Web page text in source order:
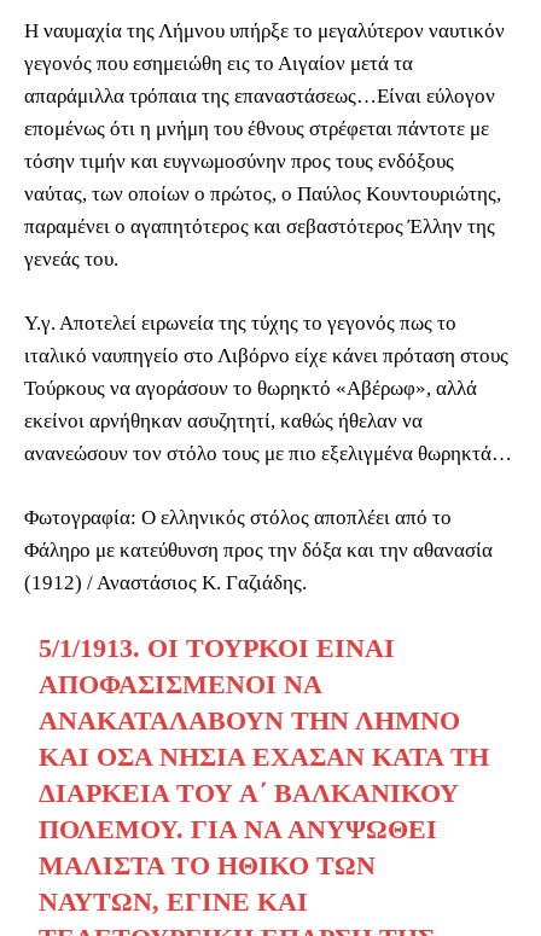
Η ναυμαχία της Λήμνου υπήρξε το μεγαλύτερον ναυτικόν
γεγονός που εσημειώθη εις το Αιγαίον μετά τα
απαράμιλλα τρόπαια της επαναστάσεως…Είναι εύλογον
επομένως ότι η μνήμη του έθνους στρέφεται πάντοτε με
τόσην τιμήν και ευγνωμοσύνην προς τους ενδόξους
ναύτας, των οποίων ο πρώτος, ο Παύλος Κουντουριώτης,
παραμένει ο αγαπητότερος και σεβαστότερος Έλλην της
γενεάς του.
Υ.γ. Αποτελεί ειρωνεία της τύχης το γεγονός πως το
ιταλικό ναυπηγείο στο Λιβόρνο είχε κάνει πρόταση στους
Τούρκους να αγοράσουν το θωρηκτό «Αβέρωφ», αλλά
εκείνοι αρνήθηκαν ασυζητητί, καθώς ήθελαν να
ανανεώσουν τον στόλο τους με πιο εξελιγμένα θωρηκτά…
Φωτογραφία: Ο ελληνικός στόλος αποπλέει από το
Φάληρο με κατεύθυνση προς την δόξα και την αθανασία
(1912) / Αναστάσιος Κ. Γαζιάδης.
5/1/1913. ΟΙ ΤΟΎΡΚΟΙ ΕΊΝΑΙ
ΑΠΟΦΑΣΙΣΜΈΝΟΙ ΝΑ
ΑΝΑΚΑΤΑΛΆΒΟΥΝ ΤΗΝ ΛΉΜΝΟ
ΚΑΙ ΌΣΑ ΝΗΣΙΆ ΈΧΑΣΑΝ ΚΑΤΆ ΤΗ
ΔΙΆΡΚΕΙΑ ΤΟΥ Α΄ ΒΑΛΚΑΝΙΚΟΎ
ΠΟΛΈΜΟΥ. ΓΙΑ ΝΑ ΑΝΥΨΩΘΕΊ
ΜΆΛΙΣΤΑ ΤΟ ΗΘΙΚΌ ΤΩΝ
ΝΑΥΤΏΝ, ΈΓΙΝΕ ΚΑΙ